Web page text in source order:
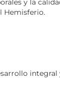
y la
Hemisferio.